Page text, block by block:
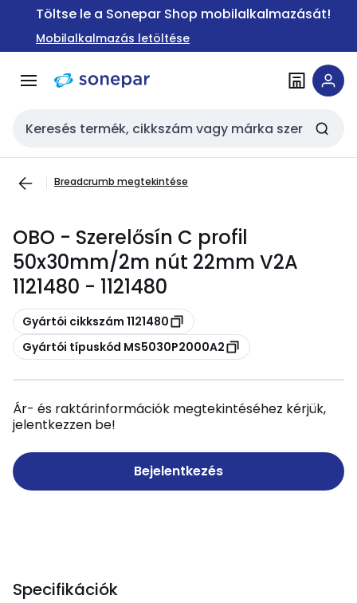
Ugrás a
Ugrás a
tartalomra
Töltse le a Sonepar Shop mobilalkalmazását!
Mobilalkalmazás letöltése
Keresési bemenet
Breadcrumb megtekintése
OBO - Szerelősín C profil
50x30mm/2m nút 22mm V2A
1121480 - 1121480
Másolás
Gyártói cikkszám 1121480
Másolás
Gyártói típuskód MS5030P2000A2
Ár- és raktárinformációk megtekintéséhez kérjük,
jelentkezzen be!
Bejelentkezés
Specifikációk